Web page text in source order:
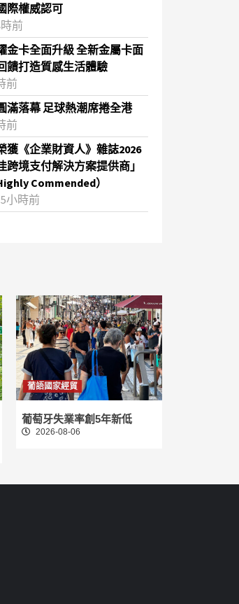
際權威認可
前
金卡全面升級 全新金屬卡面
饋打造質感生活體驗
前
滿落幕 足球熱潮席捲全港
前
獲《企業財資人》雜誌2026
跨境支付解決方案提供商」
Commended）
小時前
葡語國家經貿
葡萄牙失業率創5年新低
2026-08-06